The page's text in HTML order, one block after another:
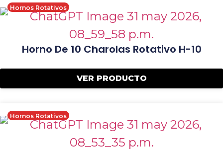
Horno De 10 Charolas Rotativo H-10
VER PRODUCTO
Hornos Rotativos
Hornos Rotativos